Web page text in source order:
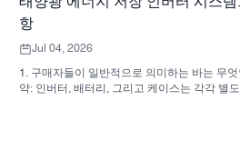
항
Jul 04, 2026
1. 구매자들이 일반적으로 의미하는 바는 무
약: 인버터, 배터리, 그리고 케이스는 각각 별